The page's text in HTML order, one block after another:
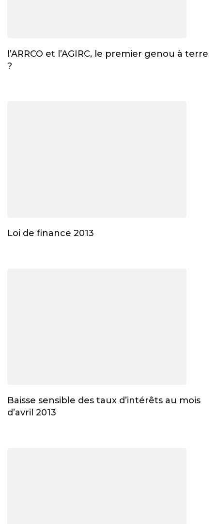
l’ARRCO et l’AGIRC, le premier genou à terre
?
Loi de finance 2013
Baisse sensible des taux d’intérêts au mois
d’avril 2013